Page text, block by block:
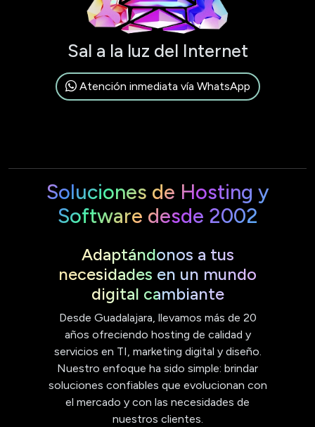
Sal a la luz del Internet
Atención inmediata vía WhatsApp
Soluciones de Hosting y
Software desde 2002
Adaptándonos a tus
necesidades en un mundo
digital cambiante
Desde Guadalajara, llevamos más de 20
años ofreciendo hosting de calidad y
servicios en TI, marketing digital y diseño.
Nuestro enfoque ha sido simple: brindar
soluciones confiables que evolucionan con
el mercado y con las necesidades de
nuestros clientes.